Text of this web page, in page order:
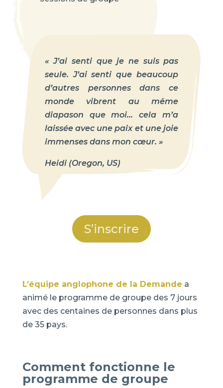
« J’ai senti que je ne suis pas
seule. J’ai senti que beaucoup
d’autres personnes dans ce
monde vibrent au même
diapason que moi… cela m’a
laissée avec une paix et une joie
immenses dans mon cœur. »
Heidi (Oregon, US)
S’inscrire
L’équipe anglophone de la Demande a
animé le programme de groupe des 7 jours
avec des centaines de personnes dans plus
de 35 pays.
Comment fonctionne le
programme de groupe